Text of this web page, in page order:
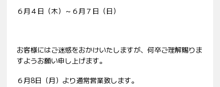
６月４日（木）～６月７日（日）
お客様にはご迷惑をおかけいたしますが、何卒ご理解賜りま
すようお願い申し上げます。
６月8日（月）より通常営業致します。